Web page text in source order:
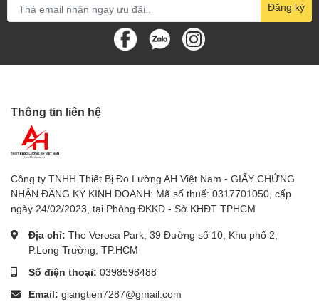
Đăng ký
Thông tin liên hệ
Công ty TNHH Thiết Bị Đo Lường AH Việt Nam - GIẤY CHỨNG
NHẬN ĐĂNG KÝ KINH DOANH: Mã số thuế: 0317701050, cấp
ngày 24/02/2023, tại Phòng ĐKKD - Sở KHĐT TPHCM
Địa chỉ: The Verosa Park, 39 Đường số 10, Khu phố 2,
P.Long Trường, TP.HCM
Số điện thoại: 0398598488
Email: giangtien7287@gmail.com